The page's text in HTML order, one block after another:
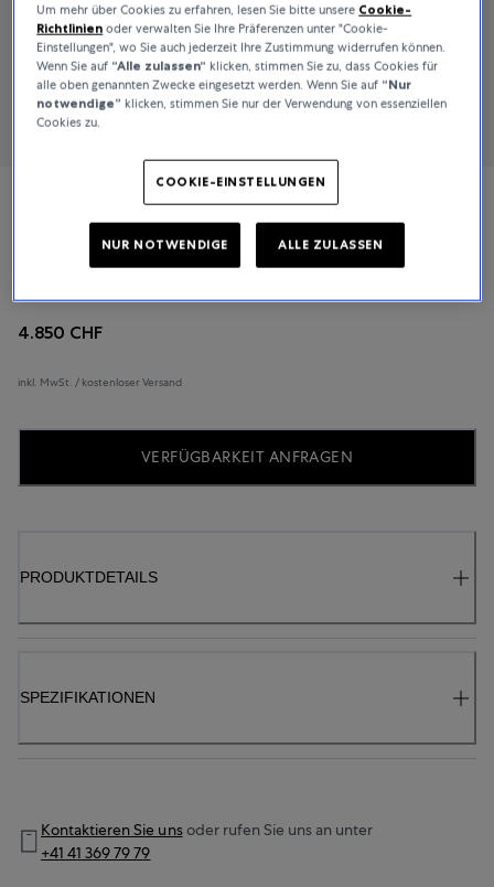
Breitling
4.850 CHF
inkl. MwSt. / kostenloser Versand
VERFÜGBARKEIT ANFRAGEN
PRODUKTDETAILS
SPEZIFIKATIONEN
Kontaktieren Sie unsoder rufen Sie uns an unter
+41 41 369 79 79
Um mehr über Cookies zu erfahren, lesen Sie bitte unsere Cookie-
Richtlinien oder verwalten Sie Ihre Präferenzen unter "Cookie-
Einstellungen", wo Sie auch jederzeit Ihre Zustimmung widerrufen können.
Wenn Sie auf “Alle zulassen“ klicken, stimmen Sie zu, dass Cookies für
alle oben genannten Zwecke eingesetzt werden. Wenn Sie auf “Nur
notwendige” klicken, stimmen Sie nur der Verwendung von essenziellen
Cookies zu.
COOKIE-EINSTELLUNGEN
NUR NOTWENDIGE ALLE ZULASSEN